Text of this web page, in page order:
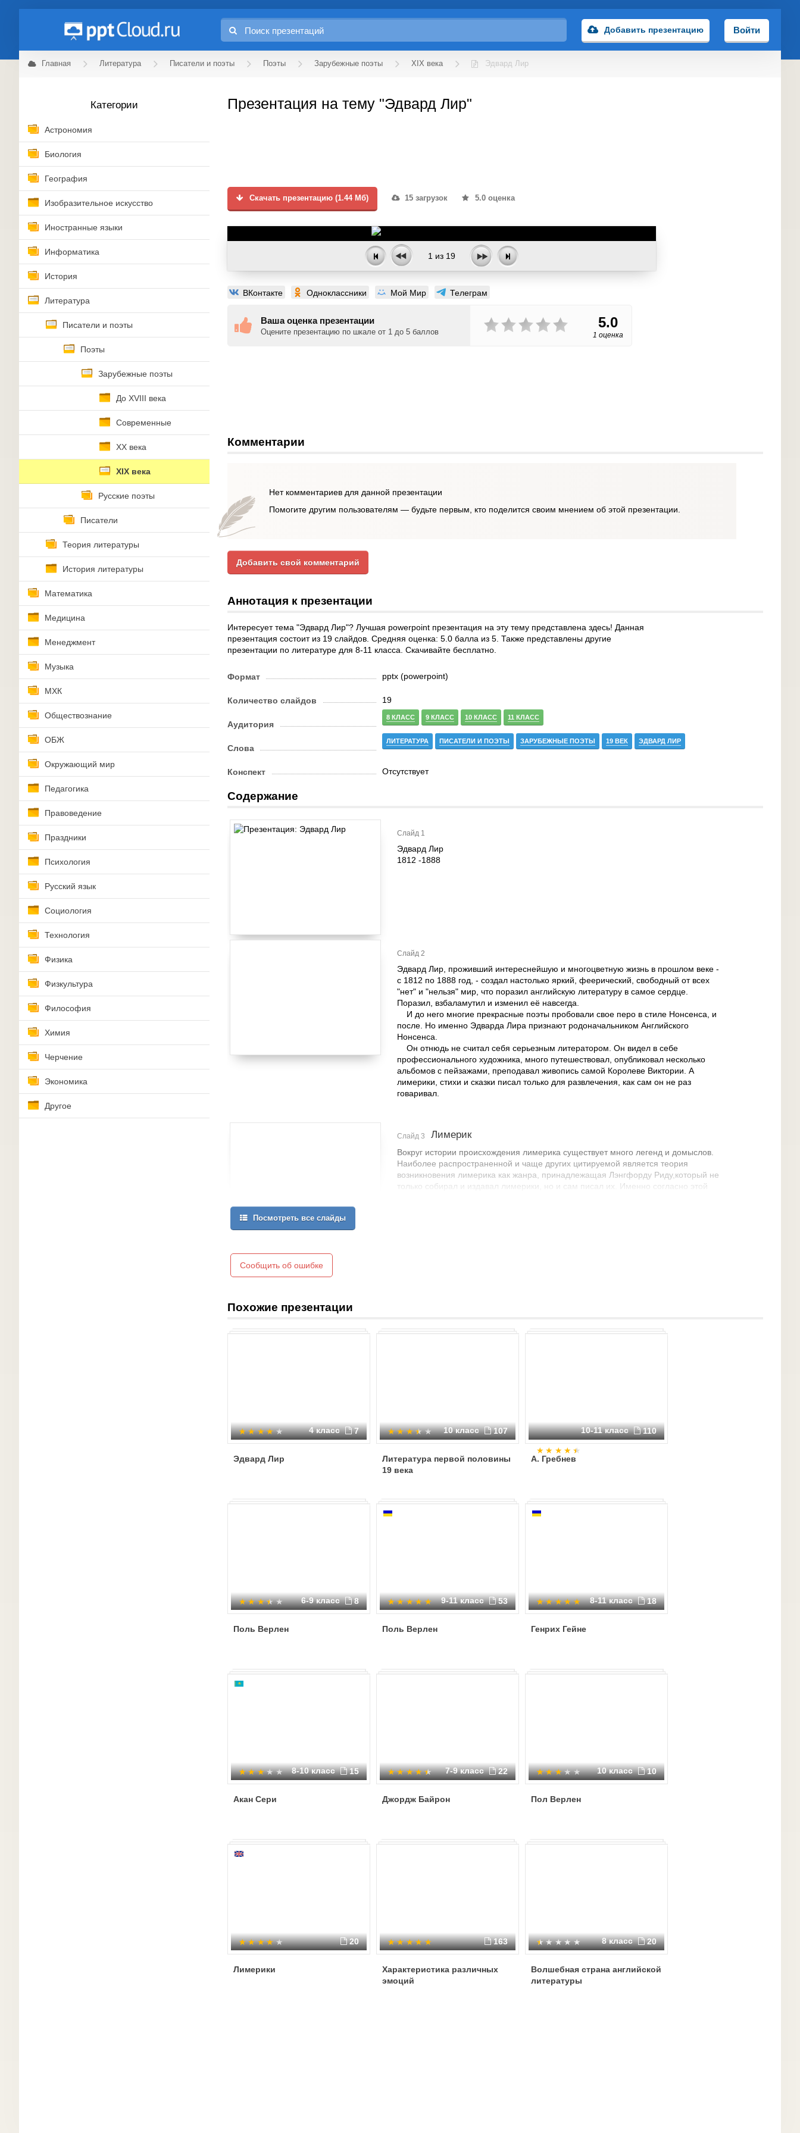
Добавить презентацию Войти
Главная Литература Писатели и поэты Поэты Зарубежные поэты XIX века Эдвард Лир
Категории
Астрономия
Биология
География
Изобразительное искусство
Иностранные языки
Информатика
История
Литература
Писатели и поэты
Поэты
Зарубежные поэты
До XVIII века
Современные
XX века
XIX века
Русские поэты
Писатели
Теория литературы
История литературы
Математика
Медицина
Менеджмент
Музыка
МХК
Обществознание
ОБЖ
Окружающий мир
Педагогика
Правоведение
Праздники
Психология
Русский язык
Социология
Технология
Физика
Физкультура
Философия
Химия
Черчение
Экономика
Другое
Презентация на тему "Эдвард Лир"
Скачать презентацию (1.44 Мб) 15 загрузок 5.0 оценка
1 из 19
ВКонтакте Одноклассники Мой Мир Телеграм
Ваша оценка презентации
Оцените презентацию по шкале от 1 до 5 баллов
5.0
1 оценка
Комментарии
Нет комментариев для данной презентации
Помогите другим пользователям — будьте первым, кто поделится своим мнением об этой презентации.
Добавить свой комментарий
Аннотация к презентации
Интересует тема "Эдвард Лир"? Лучшая powerpoint презентация на эту тему представлена здесь! Данная
презентация состоит из 19 слайдов. Средняя оценка: 5.0 балла из 5. Также представлены другие
презентации по литературе для 8-11 класса. Скачивайте бесплатно.
Формат pptx (powerpoint)
Количество слайдов 19
Аудитория
8 КЛАСС 9 КЛАСС 10 КЛАСС 11 КЛАСС
Слова
ЛИТЕРАТУРА ПИСАТЕЛИ И ПОЭТЫ ЗАРУБЕЖНЫЕ ПОЭТЫ 19 ВЕК ЭДВАРД ЛИР
Конспект Отсутствует
Содержание
Слайд 1
Эдвард Лир
1812 -1888
Слайд 2
Эдвард Лир, проживший интереснейшую и многоцветную жизнь в прошлом веке -
с 1812 по 1888 год, - создал настолько яркий, феерический, свободный от всех
"нет" и "нельзя" мир, что поразил английскую литературу в самое сердце.
Поразил, взбаламутил и изменил её навсегда.
И до него многие прекрасные поэты пробовали свое перо в стиле Нонсенса, и
после. Но именно Эдварда Лира признают родоначальником Английского
Нонсенса.
Он отнюдь не считал себя серьезным литератором. Он видел в себе
профессионального художника, много путешествовал, опубликовал несколько
альбомов с пейзажами, преподавал живопись самой Королеве Виктории. А
лимерики, стихи и сказки писал только для развлечения, как сам он не раз
говаривал.
Слайд 3 Лимерик
Вокруг истории происхождения лимерика существует много легенд и домыслов.
Наиболее распространенной и чаще других цитируемой является теория
возникновения лимерика как жанра, принадлежащая Лэнгфорду Риду,который не
только собирал и издавал лимерики, но и сам писал их. Именно согласно этой
Посмотреть все слайды
Сообщить об ошибке
Похожие презентации
4 класс 7
Эдвард Лир
10 класс 107
Литература первой половины
19 века
10-11 класс 110
А. Гребнев
6-9 класс 8
Поль Верлен
9-11 класс 53
Поль Верлен
8-11 класс 18
Генрих Гейне
8-10 класс 15
Акан Сери
7-9 класс 22
Джордж Байрон
10 класс 10
Пол Верлен
20
Лимерики
163
Характеристика различных
эмоций
8 класс 20
Волшебная страна английской
литературы